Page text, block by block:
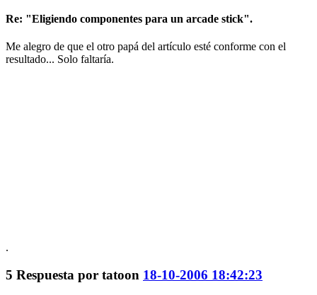
Re: "Eligiendo componentes para un arcade stick".
Me alegro de que el otro papá del artículo esté conforme con el
resultado... Solo faltaría.
.
5 Respuesta por tatoon 18-10-2006 18:42:23